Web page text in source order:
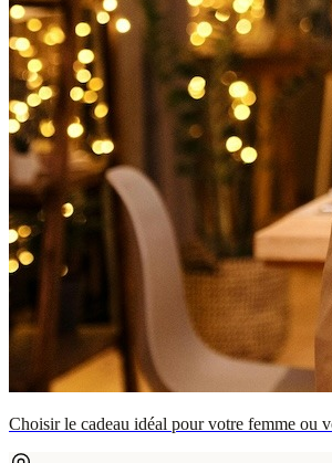
Choisir le cadeau idéal pour votre femme ou